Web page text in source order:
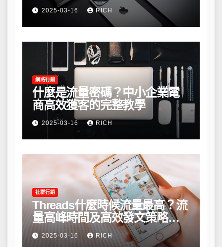
2025-03-16 RICH
網路行銷
什麼是流量密碼？中小企業電
商高效獲客的完整教學
2025-03-16 RICH
社群行銷
Threads什麼時候流量最高？流
量高峰時間及高效發文策略攻
略2025-03-16 RICH